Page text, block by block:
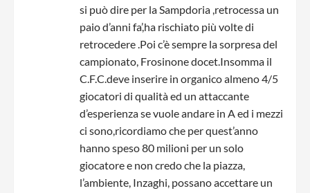
si può dire per la Sampdoria ,retrocessa un
paio d’anni fa’,ha rischiato più volte di
retrocedere .Poi c’è sempre la sorpresa del
campionato, Frosinone docet.Insomma il
C.F.C.deve inserire in organico almeno 4/5
giocatori di qualità ed un attaccante
d’esperienza se vuole andare in A ed i mezzi
ci sono,ricordiamo che per quest’anno
hanno speso 80 milioni per un solo
giocatore e non credo che la piazza,
l’ambiente, Inzaghi, possano accettare un